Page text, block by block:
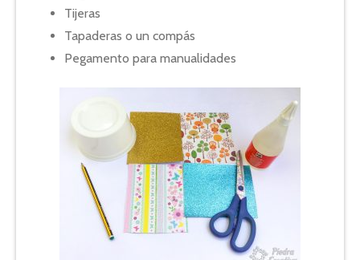
Tijeras
Tapaderas o un compás
Pegamento para manualidades